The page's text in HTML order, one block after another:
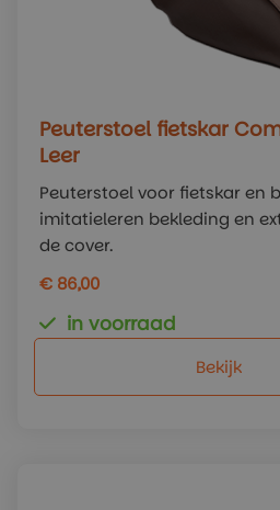
Peuterstoel fietskar
Leer
Peuterstoel voor fietskar en
imitatieleren bekleding en
de cover.
€ 86,00
in voorraad
Bekijk